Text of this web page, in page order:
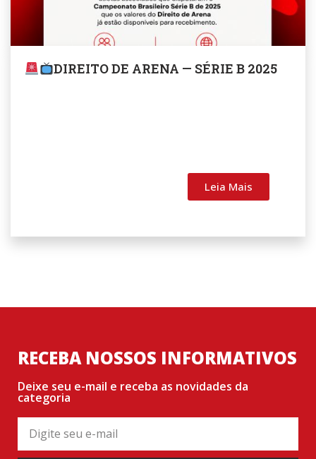
DIREITO DE ARENA — SÉRIE B 2025
Leia Mais
RECEBA NOSSOS INFORMATIVOS
Deixe seu e-mail e receba as novidades da
categoria